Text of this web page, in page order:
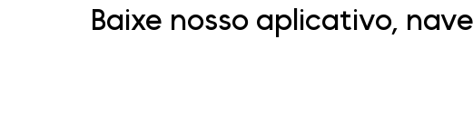
Baixe nosso aplicativo,